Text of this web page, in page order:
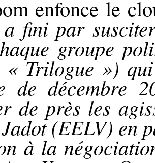
enfonce le
a fini par
groupe
Trilogue »)
de décembre
de près les
(EELV) en
à la